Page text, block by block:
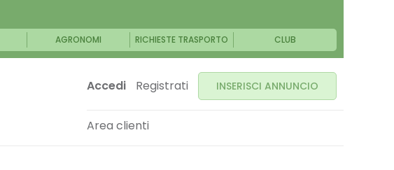
AGRONOMI RICHIESTE TRASPORTO CLUB
Accedi Registrati INSERISCI ANNUNCIO
Area clienti